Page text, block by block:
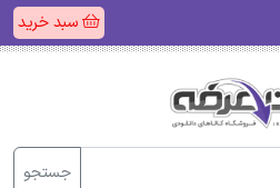
سبد خرید
جستجو